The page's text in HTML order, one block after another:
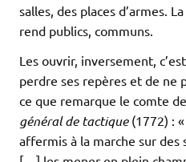
salles, des places d’armes.
rend publics, communs.
Les ouvrir, inversement,
perdre ses repères et de ne
ce que remarque le comte
général de tactique (1772) :
affermis à la marche sur des